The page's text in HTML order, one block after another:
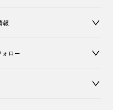
報
ォロー